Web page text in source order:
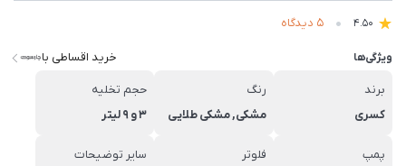
4.50 5 دیدگاه
ویژگی‌ها خرید اقساطی با
برند
کسری
رنگ
مشکی, مشکی طلایی
حجم تخلیه
3 و 9 لیتر
پمپ
فلوتر
سایر توضیحات